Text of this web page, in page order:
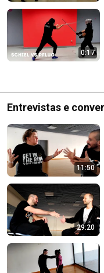
0:17
Entrevistas e
11:50
29:20